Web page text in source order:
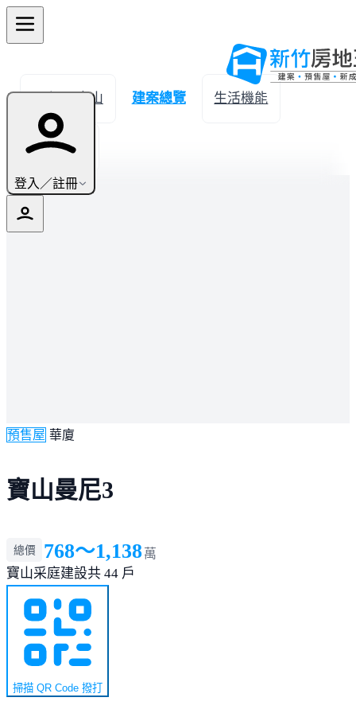
登入／註冊
← 返回寶山 建案總覽 生活機能
實價登錄
預售屋 華廈
寶山曼尼3
總價 768～1,138萬
寶山采庭建設共 44 戶
掃描 QR Code 撥打